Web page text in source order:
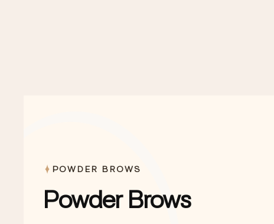
POWDER BROWS
Powder Brows